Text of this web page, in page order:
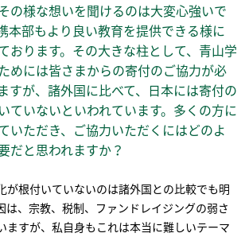
の様な想いを聞けるのは大変心強いで
本部もより良い教育を提供できる様に
おります。その大きな柱として、青山学
めには皆さまからの寄付のご協力が必
すが、諸外国に比べて、日本には寄付の
ていないといわれています。多くの方に
いただき、ご協力いただくにはどのよ
だと思われますか？
が根付いていないのは諸外国との比較でも明
は、宗教、税制、ファンドレイジングの弱さ
ますが、私自身もこれは本当に難しいテーマ